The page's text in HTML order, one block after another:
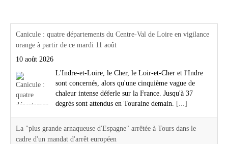
Canicule : quatre départements du Centre-Val de Loire en vigilance
orange à partir de ce mardi 11 août
10 août 2026
L'Indre-et-Loire, le Cher, le Loir-et-Cher et l'Indre
sont concernés, alors qu'une cinquième vague de
chaleur intense déferle sur la France. Jusqu'à 37
degrés sont attendus en Touraine demain. [...]
La "plus grande arnaqueuse d'Espagne" arrêtée à Tours dans le
cadre d'un mandat d'arrêt européen